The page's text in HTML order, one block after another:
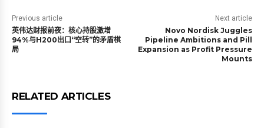
Previous article
英伟达财报前夜：核心持股激增
94%与H200出口“空转”的矛盾棋
局
Next article
Novo Nordisk Juggles
Pipeline Ambitions and Pill
Expansion as Profit Pressure
Mounts
RELATED ARTICLES